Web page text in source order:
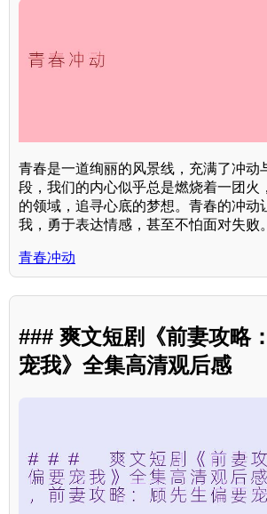
青春是一道绚丽的风景线，充满了冲动
段，我们的内心似乎总是燃烧着一团火
的领域，追寻心底的梦想。青春的冲动
我，勇于表达情感，甚至不怕面对失败。
青春冲动
### 爽文短剧《前妻攻略
宠我》全集高清观后感